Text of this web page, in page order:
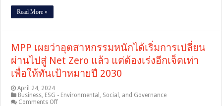
Read More »
MPP เผยว่าอุตสาหกรรมหนักได้เริ่มการเปลี่ยน
ผ่านไปสู่ Net Zero แล้ว แต่ต้องเร่งอีกเจ็ดเท่า
เพื่อให้ทันเป้าหมายปี 2030
April 24, 2024
Business ESG - Environmental, Social, and Governance
Comments Offon